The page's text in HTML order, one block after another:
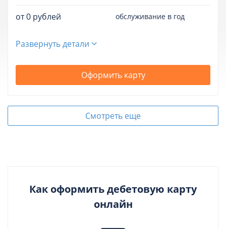
от 0 рублей обслуживание в год
Развернуть детали
Оформить карту
Смотреть еще
Как оформить дебетовую карту
онлайн